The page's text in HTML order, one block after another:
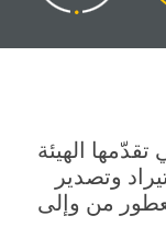
الهيئة
وتصدير
من وإلى